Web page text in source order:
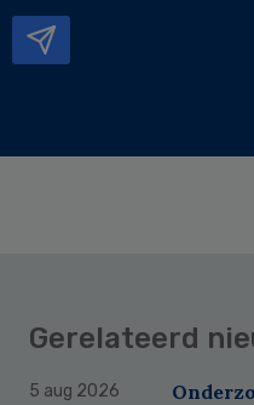
Gerelateerd
5 aug 2026